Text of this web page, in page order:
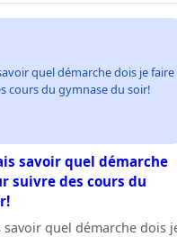
quel démarche dois je faire
cours du gymnase du soir!
savoir quel démarche
suivre des cours du
savoir quel démarche dois